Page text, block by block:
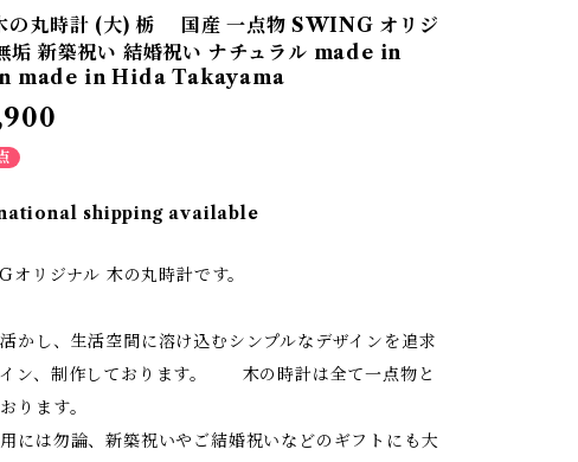
丸時計 (大) 栃 国産 一点物 SWING オリジ
垢 新築祝い 結婚祝い ナチュラル made in
made in Hida Takayama
shipping available
オリジナル 木の丸時計です。
かし、生活空間に溶け込むシンプルなデザインを追求
イン、制作しております。 木の時計は全て一点物と
ります。
には勿論、新築祝いやご結婚祝いなどのギフトにも大